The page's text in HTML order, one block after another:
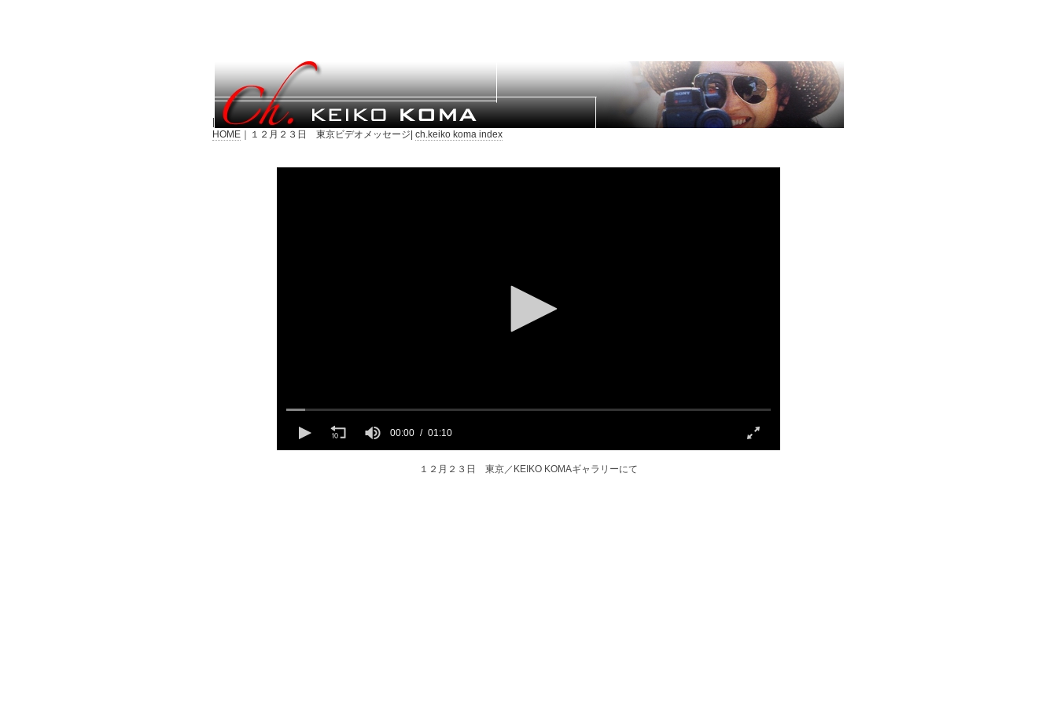
HOME｜１２月２３日 東京ビデオメッセージ| ch.keiko koma index
00:00 01:10
１２月２３日 東京／KEIKO KOMAギャラリーにて